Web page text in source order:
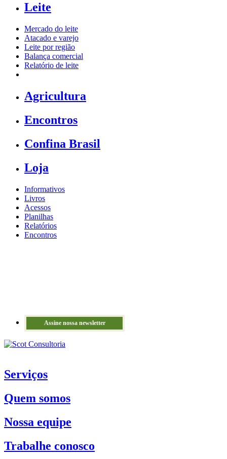
Leite
Mercado do leite
Atacado e varejo
Leite por região
Balança comercial
Relatório de leite
Agricultura
Encontros
Confina Brasil
Loja
Informativos
Livros
Acessos
Planilhas
Relatórios
Encontros
Assine nossa newsletter
Serviços
Quem somos
Nossa equipe
Trabalhe conosco